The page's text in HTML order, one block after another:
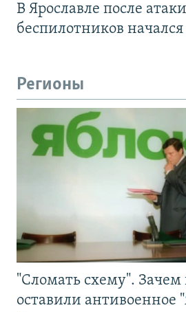
В Ярославле после атаки
беспилотников
Регионы
"Сломать схему". Зачем
оставили антивоенное